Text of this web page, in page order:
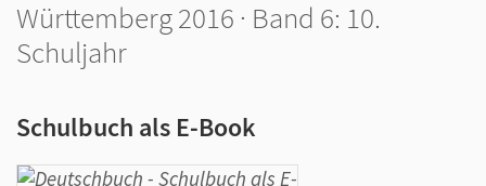
Württemberg 2016 · Band 6: 10.
Schuljahr
Schulbuch als E-Book